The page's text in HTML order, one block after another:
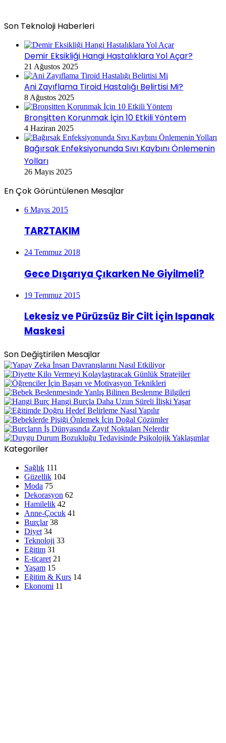
Son Teknoloji Haberleri
Demir Eksikliği Hangi Hastalıklara Yol Açar?
21 Ağustos 2025
Ani Zayıflama Tiroid Hastalığı Belirtisi Mi?
8 Ağustos 2025
Bronşitten Korunmak İçin 10 Etkili Yöntem
4 Haziran 2025
Bağırsak Enfeksiyonunda Sıvı Kaybını Önlemenin
Yolları
26 Mayıs 2025
En Çok Görüntülenen Mesajlar
6 Mayıs 2015
TARZTAKIM
24 Temmuz 2018
Gece Dışarıya Çıkarken Ne Giyilmeli?
19 Temmuz 2015
Lekesiz ve Pürüzsüz Bir Cilt İçin Ispanak
Maskesi
Son Değiştirilen Mesajlar
Kategoriler
Sağlık 111
Güzellik 104
Moda 75
Dekorasyon 62
Hamilelik 42
Anne-Çocuk 41
Burçlar 38
Diyet 34
Teknoloji 33
Eğitim 31
E-ticaret 21
Yaşam 15
Eğitim & Kurs 14
Ekonomi 11